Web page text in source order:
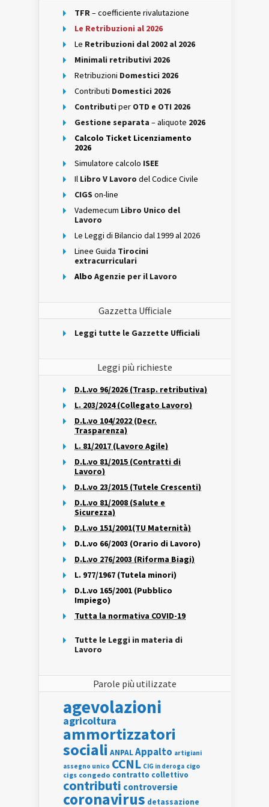
TFR– coefficiente rivalutazione
Le Retribuzioni al 2026
Le Retribuzioni dal 2002 al 2026
Minimali retributivi 2026
Retribuzioni Domestici 2026
Contributi Domestici 2026
Contributi per OTD e OTI 2026
Gestione separata – aliquote 2026
Calcolo Ticket Licenziamento
2026
Simulatore calcolo ISEE
Il Libro V Lavoro del Codice Civile
CIGS on-line
Vademecum Libro Unico del
Lavoro
Le Leggi di Bilancio dal 1999 al 2026
Linee Guida Tirocini
extracurriculari
Albo Agenzie per il Lavoro
Gazzetta Ufficiale
Leggi tutte le Gazzette Ufficiali
Leggi più richieste
D.L.vo 96/2026 (Trasp. retributiva)
L. 203/2024 (Collegato Lavoro)
D.L.vo 104/2022 (Decr.
Trasparenza)
L. 81/2017 (Lavoro Agile)
D.L.vo 81/2015 (Contratti di
Lavoro)
D.L.vo 23/2015 (Tutele Crescenti)
D.L.vo 81/2008 (Salute e
Sicurezza)
D.L.vo 151/2001(TU Maternità)
D.L.vo 66/2003 (Orario di Lavoro)
D.L.vo 276/2003 (Riforma Biagi)
L. 977/1967 (Tutela minori)
D.L.vo 165/2001 (Pubblico
Impiego)
Tutta la normativa COVID-19
Tutte le Leggi in materia di
Lavoro
Parole più utilizzate
agevolazioni
agricoltura
ammortizzatori
sociali ANPALAppalto artigiani
assegno unico CCNL CIG in deroga cigo
cigs congedo contratto collettivo
contributi controversie
coronavirus detassazione